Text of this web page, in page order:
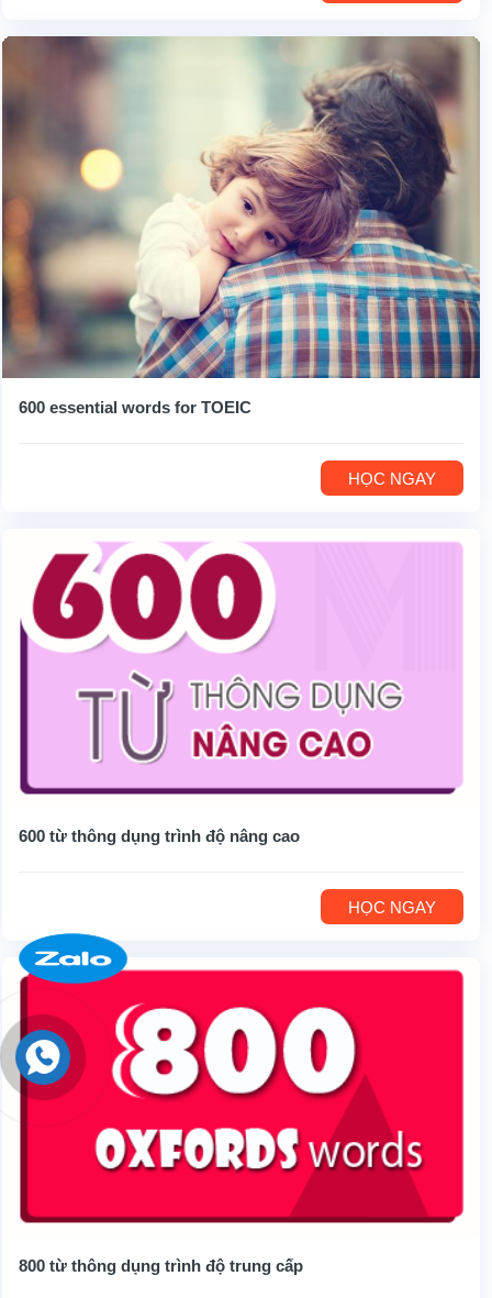
600 essential words for TOEIC
HỌC NGAY
600 từ thông dụng trình độ nâng cao
HỌC NGAY
800 từ thông dụng trình độ trung cấp